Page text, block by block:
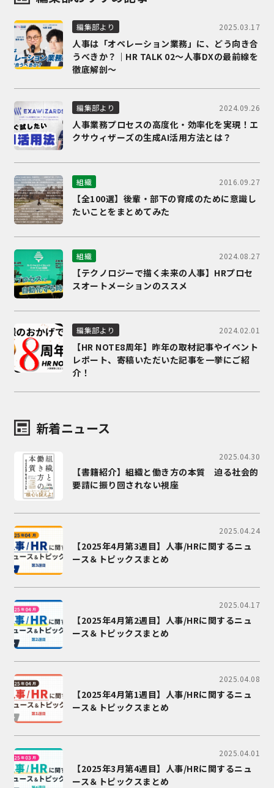
編集部より 2025.03.17
人事は「オペレーション業務」に、どう向き合
うべきか？｜HR TALK 02～人事DXの最前線を
徹底解剖～
編集部より 2024.09.26
人事業務プロセスの高度化・効率化を実現！エ
クサウィザーズの生成AI活用方法とは？
組織 2016.09.27
【全100選】後輩・部下の育成のために意識し
たいことをまとめてみた
組織 2024.08.27
【テクノロジーで描く未来の人事】HRプロセ
スオートメーションのススメ
編集部より 2024.02.01
【HR NOTE8周年】昨年の取材記事やイベント
レポート、寄稿いただいた記事を一挙にご紹
介！
新着ニュース
2025.04.30
【書籍紹介】組織と働き方の本質 迫る社会的
要請に振り回されない視座
2025.04.24
【2025年4月第3週目】人事/HRに関するニュ
ース＆トピックスまとめ
2025.04.17
【2025年4月第2週目】人事/HRに関するニュ
ース＆トピックスまとめ
2025.04.08
【2025年4月第1週目】人事/HRに関するニュ
ース＆トピックスまとめ
2025.04.01
【2025年3月第4週目】人事/HRに関するニュ
ース＆トピックスまとめ